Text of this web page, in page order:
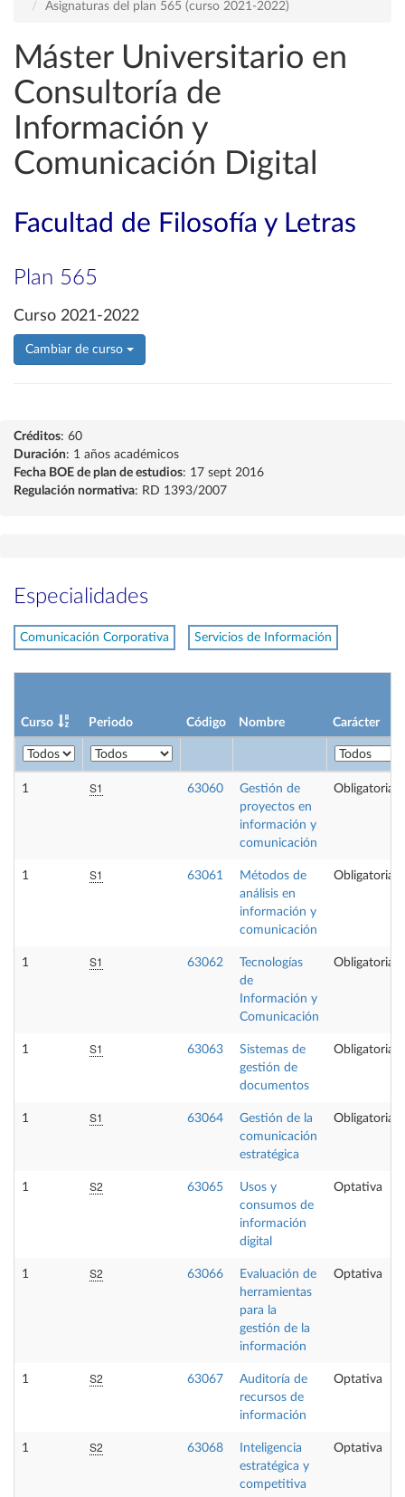
Asignaturas del plan 565 (curso 2021-2022)
Máster Universitario en
Consultoría de
Información y
Comunicación Digital
Facultad de Filosofía y Letras
Plan 565
Curso 2021-2022
Cambiar de curso
Créditos: 60
Duración: 1 años académicos
Fecha BOE de plan de estudios: 17 sept 2016
Regulación normativa: RD 1393/2007
Especialidades
Comunicación Corporativa Servicios de Información
Curso Periodo Código Nombre Carácter
1 S1 63060
Gestión de
proyectos en
información y
comunicación
Obligatoria
1 S1 63061
Métodos de
análisis en
información y
comunicación
Obligatoria
1 S1 63062
Tecnologías
de
Información y
Comunicación
Obligatoria
1 S1 63063
Sistemas de
gestión de
documentos
Obligatoria
1 S1 63064
Gestión de la
comunicación
estratégica
Obligatoria
1 S2 63065
Usos y
consumos de
información
digital
Optativa
1 S2 63066
Evaluación de
herramientas
para la
gestión de la
información
Optativa
1 S2 63067
Auditoría de
recursos de
información
Optativa
1 S2 63068
Inteligencia
estratégica y
competitiva
Optativa